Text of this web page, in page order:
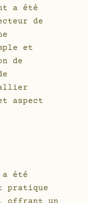
a été
de
et
de
aspect
été
pratique